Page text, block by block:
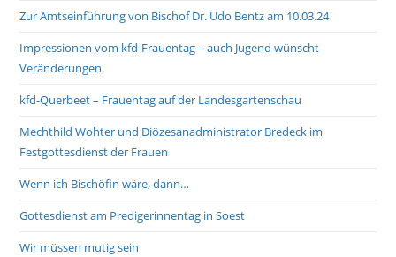
Zur Amtseinführung von Bischof Dr. Udo Bentz am 10.03.24
Impressionen vom kfd-Frauentag – auch Jugend wünscht
Veränderungen
kfd-Querbeet – Frauentag auf der Landesgartenschau
Mechthild Wohter und Diözesanadministrator Bredeck im
Festgottesdienst der Frauen
Wenn ich Bischöfin wäre, dann…
Gottesdienst am Predigerinnentag in Soest
Wir müssen mutig sein